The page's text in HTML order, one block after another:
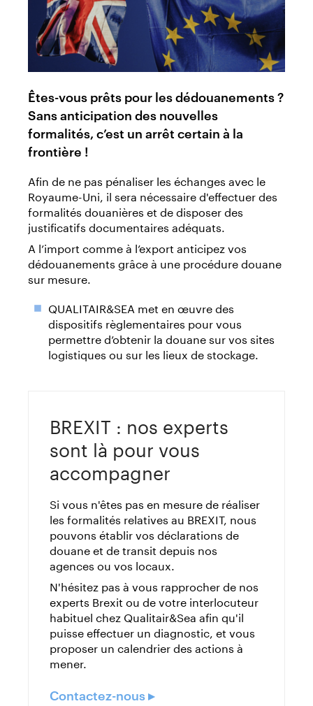
Êtes-vous prêts pour les dédouanements ?
Sans anticipation des nouvelles
formalités, c’est un arrêt certain à la
frontière !
Afin de ne pas pénaliser les échanges avec le
Royaume-Uni, il sera nécessaire d'effectuer des
formalités douanières et de disposer des
justificatifs documentaires adéquats.
A l’import comme à l’export anticipez vos
dédouanements grâce à une procédure douane
sur mesure.
QUALITAIR&SEA met en œuvre des
dispositifs règlementaires pour vous
permettre d’obtenir la douane sur vos sites
logistiques ou sur les lieux de stockage.
BREXIT : nos experts
sont là pour vous
accompagner
Si vous n'êtes pas en mesure de réaliser
les formalités relatives au BREXIT, nous
pouvons établir vos déclarations de
douane et de transit depuis nos
agences ou vos locaux.
N'hésitez pas à vous rapprocher de nos
experts Brexit ou de votre interlocuteur
habituel chez Qualitair&Sea afin qu'il
puisse effectuer un diagnostic, et vous
proposer un calendrier des actions à
mener.
Contactez-nous ▸